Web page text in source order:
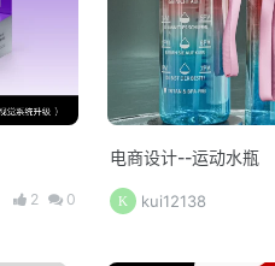
2 0
电商设计--运动水瓶
kui12138